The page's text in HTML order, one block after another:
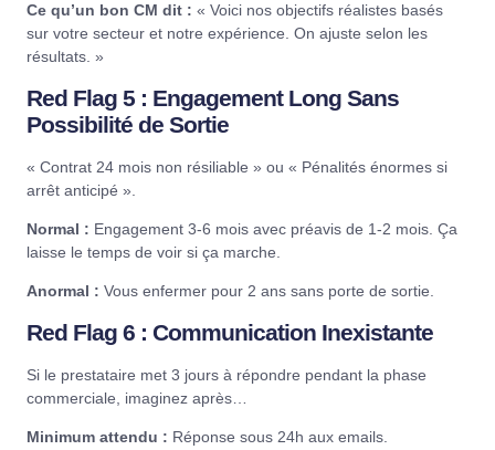
Ce qu’un bon CM dit : « Voici nos objectifs réalistes basés
sur votre secteur et notre expérience. On ajuste selon les
résultats. »
Red Flag 5 : Engagement Long Sans
Possibilité de Sortie
« Contrat 24 mois non résiliable » ou « Pénalités énormes si
arrêt anticipé ».
Normal : Engagement 3-6 mois avec préavis de 1-2 mois. Ça
laisse le temps de voir si ça marche.
Anormal : Vous enfermer pour 2 ans sans porte de sortie.
Red Flag 6 : Communication Inexistante
Si le prestataire met 3 jours à répondre pendant la phase
commerciale, imaginez après…
Minimum attendu : Réponse sous 24h aux emails.